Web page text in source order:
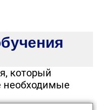
который
необходимые